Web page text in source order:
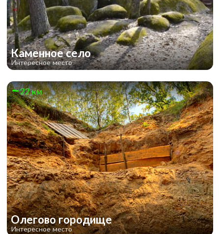
Каменное село
Интересное место
22 км
Олегово городище
Интересное место